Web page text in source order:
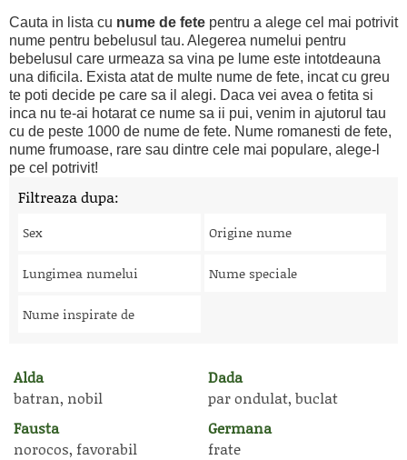
Cauta in lista cu nume de fete pentru a alege cel mai potrivit
nume pentru bebelusul tau. Alegerea numelui pentru
bebelusul care urmeaza sa vina pe lume este intotdeauna
una dificila. Exista atat de multe nume de fete, incat cu greu
te poti decide pe care sa il alegi. Daca vei avea o fetita si
inca nu te-ai hotarat ce nume sa ii pui, venim in ajutorul tau
cu de peste 1000 de nume de fete. Nume romanesti de fete,
nume frumoase, rare sau dintre cele mai populare, alege-l
pe cel potrivit!
Filtreaza dupa:
Sex Origine nume
Lungimea numelui Nume speciale
Nume inspirate de
Alda
batran, nobil
Dada
par ondulat, buclat
Fausta
norocos, favorabil
Germana
frate